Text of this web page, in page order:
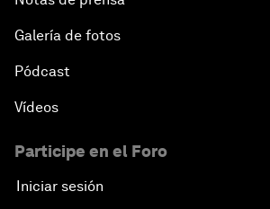
Galería de fotos
Pódcast
Vídeos
Participe en el Foro
Iniciar sesión